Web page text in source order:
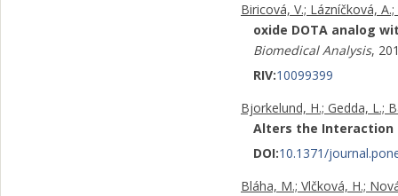
Biricová, V.; Lázníčková,
oxide DOTA analog
Biomedical Analysis,
RIV:10099399
Bjorkelund, H.; Gedda, L.;
Alters the Interaction
DOI:10.1371/
Bláha, M.; Vlčková, H.;